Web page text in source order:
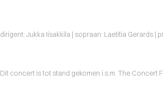
dirigent: Jukka Iisakkila | sopraan: Laetitia Gerards |
Dit concert is tot stand gekomen i.s.m. The Concert